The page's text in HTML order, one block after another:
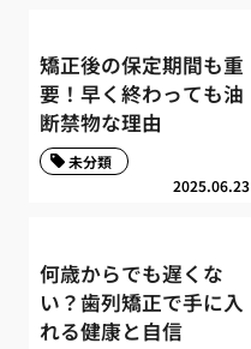
矯正後の保定期間も重
要！早く終わっても油
断禁物な理由
2025.06.23
未分類
何歳からでも遅くな
い？歯列矯正で手に入
れる健康と自信